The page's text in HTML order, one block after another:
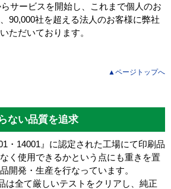
サービスを開始し、これまで個人のお
90,000社を超える法人のお客様に弊社
ただいております。
▲ページトップへ
ない品質を追求
・14001』に認定された工場にて印刷品
く使用できるかという点にも重きを置
開発・生産を行なっています。
は全て厳しいテストをクリアし、 純正